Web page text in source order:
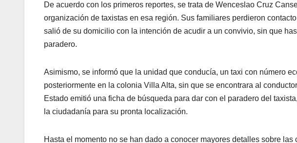
De acuerdo con los primeros reportes, se trata de Wenceslao Cruz
organización de taxistas en esa región. Sus familiares perdieron
salió de su domicilio con la intención de acudir a un convivio, sin que
paradero.
Asimismo, se informó que la unidad que conducía, un taxi con número
posteriormente en la colonia Villa Alta, sin que se encontrara al
Estado emitió una ficha de búsqueda para dar con el paradero del
la ciudadanía para su pronta localización.
Hasta el momento no se han dado a conocer mayores detalles sobre